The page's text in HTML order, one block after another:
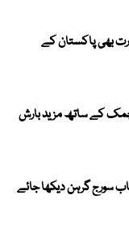
بھی پاکستان کے
کے ساتھ مزید بارش
میں 27 سال بعد نایاب سورج گرہن دیکھا جائے